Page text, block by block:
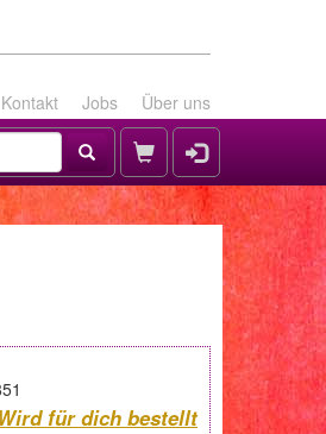
Kontakt Jobs Über uns
Wird für dich bestellt